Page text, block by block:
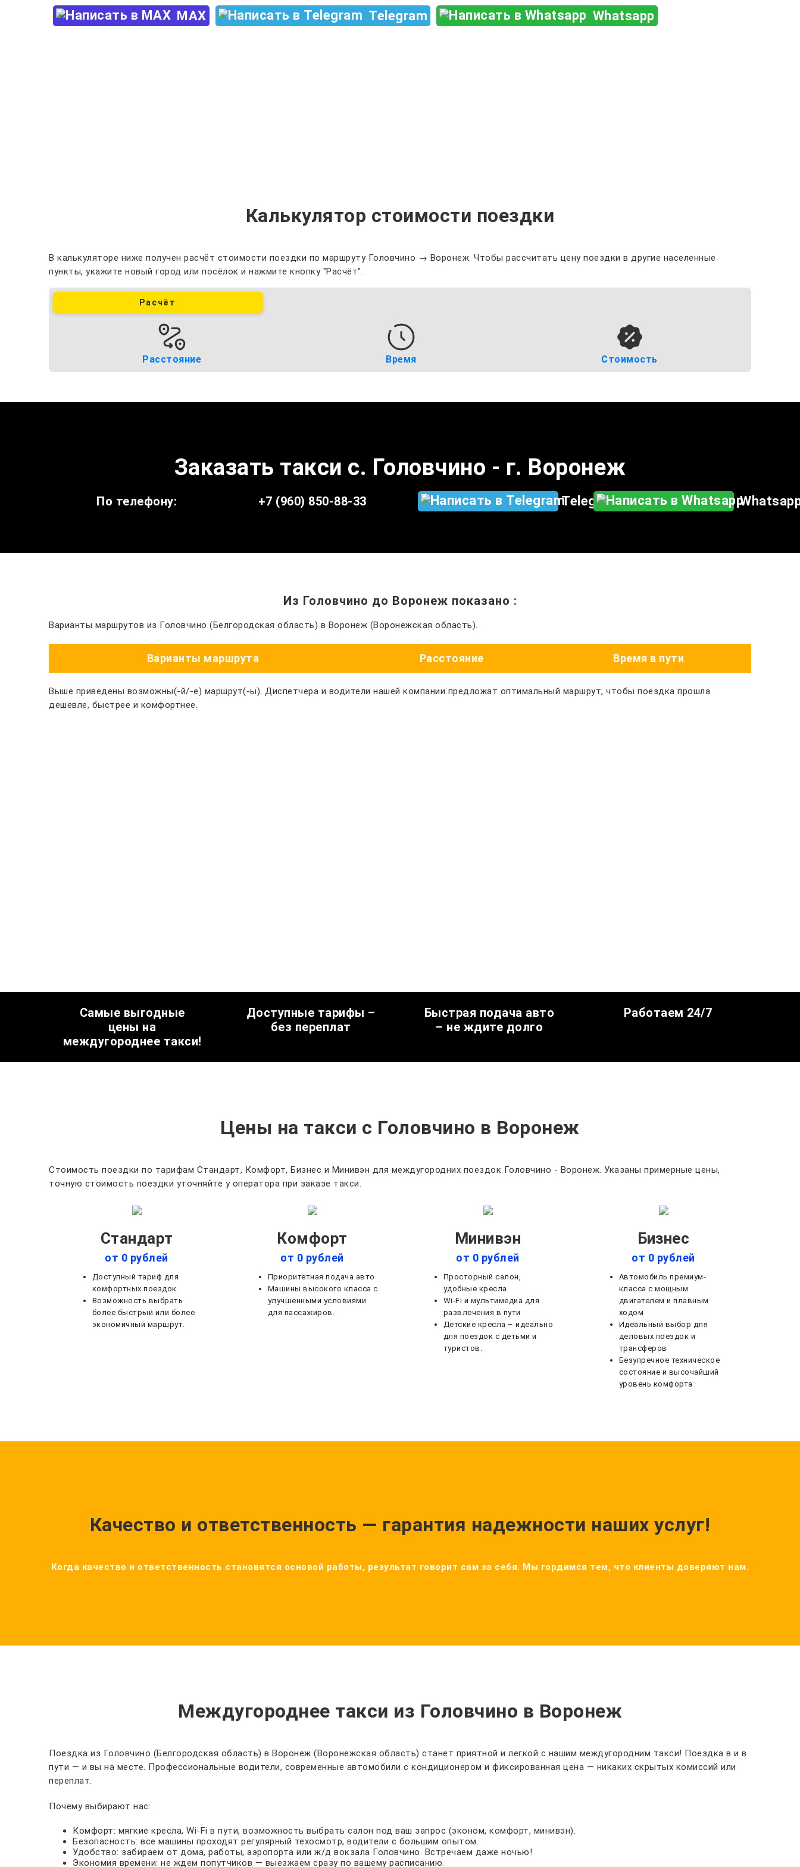
MAX Telegram Whatsapp
Калькулятор стоимости поездки
В калькуляторе ниже получен расчёт стоимости поездки по маршруту Головчино → Воронеж. Чтобы рассчитать цену поездки в другие населенные
пункты, укажите новый город или посёлок и нажмите кнопку "Расчёт":
Расчёт
Расстояние Время Стоимость
Заказать такси с. Головчино - г. Воронеж
По телефону: +7 (960) 850-88-33 Telegram
Из Головчино до Воронеж показано :
Варианты маршрутов из Головчино (Белгородская область) в Воронеж (Воронежская область).
Варианты маршрута Расстояние Время в пути
Выше приведены возможны(-й/-е) маршрут(-ы). Диспетчера и водители нашей компании предложат оптимальный маршрут, чтобы поездка прошла
дешевле, быстрее и комфортнее.
Самые выгодные
цены на
междугороднее такси!
Доступные тарифы –
без переплат
Быстрая подача авто
– не ждите долго
Работаем 24/7
Цены на такси с Головчино в Воронеж
Стоимость поездки по тарифам Стандарт, Комфорт, Бизнес и Минивэн для междугородних поездок Головчино - Воронеж. Указаны примерные цены,
точную стоимость поездки уточняйте у оператора при заказе такси.
Стандарт
от 0 рублей
Доступный тариф для
комфортных поездок.
Возможность выбрать
более быстрый или более
экономичный маршрут.
Комфорт
от 0 рублей
Приоритетная подача авто
Машины высокого класса с
улучшенными условиями
для пассажиров.
Минивэн
от 0 рублей
Просторный салон,
удобные кресла
Wi-Fi и мультимедиа для
развлечения в пути
Детские кресла – идеально
для поездок с детьми и
туристов.
Бизнес
от 0 рублей
Автомобиль премиум-
класса с мощным
двигателем и плавным
ходом
Идеальный выбор для
деловых поездок и
трансферов
Безупречное техническое
состояние и высочайший
уровень комфорта
Качество и ответственность — гарантия надежности наших услуг!
Когда качество и ответственность становятся основой работы, результат говорит сам за себя. Мы гордимся тем, что клиенты доверяют нам.
Междугороднее такси из Головчино в Воронеж
Поездка из Головчино (Белгородская область) в Воронеж (Воронежская область) станет приятной и легкой с нашим междугородним такси! Поездка в и в
пути — и вы на месте. Профессиональные водители, современные автомобили с кондиционером и фиксированная цена — никаких скрытых комиссий или
переплат.
Почему выбирают нас:
Комфорт: мягкие кресла, Wi-Fi в пути, возможность выбрать салон под ваш запрос (эконом, комфорт, минивэн).
Безопасность: все машины проходят регулярный техосмотр, водители с большим опытом.
Удобство: забираем от дома, работы, аэропорта или ж/д вокзала Головчино. Встречаем даже ночью!
Экономия времени: не ждем попутчиков — выезжаем сразу по вашему расписанию.